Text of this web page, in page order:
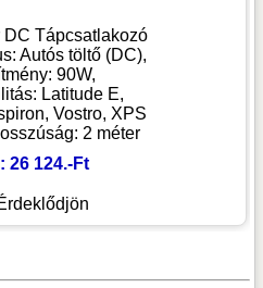
DC Tápcsatlakozó
Autós töltő (DC),
90W,
Latitude E,
Vostro, XPS
2 méter
26 124.-Ft